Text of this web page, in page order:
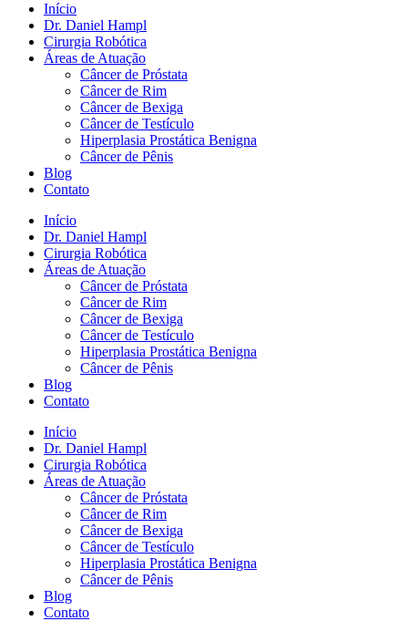
Início
Dr. Daniel Hampl
Cirurgia Robótica
Áreas de Atuação
Câncer de Próstata
Câncer de Rim
Câncer de Bexiga
Câncer de Testículo
Hiperplasia Prostática Benigna
Câncer de Pênis
Blog
Contato
Início
Dr. Daniel Hampl
Cirurgia Robótica
Áreas de Atuação
Câncer de Próstata
Câncer de Rim
Câncer de Bexiga
Câncer de Testículo
Hiperplasia Prostática Benigna
Câncer de Pênis
Blog
Contato
Início
Dr. Daniel Hampl
Cirurgia Robótica
Áreas de Atuação
Câncer de Próstata
Câncer de Rim
Câncer de Bexiga
Câncer de Testículo
Hiperplasia Prostática Benigna
Câncer de Pênis
Blog
Contato